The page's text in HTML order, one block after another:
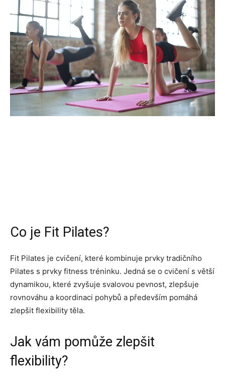
Co je Fit Pilates?
Fit Pilates je cvičení, které kombinuje prvky tradičního
Pilates s prvky fitness tréninku. Jedná se o cvičení s větší
dynamikou, které zvyšuje svalovou pevnost, zlepšuje
rovnováhu a koordinaci pohybů a především pomáhá
zlepšit flexibility těla.
Jak vám pomůže zlepšit
flexibility?